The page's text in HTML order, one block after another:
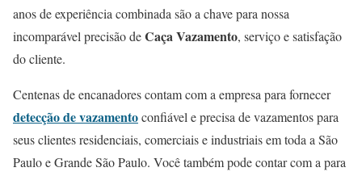
anos de experiência combinada são a chave para nossa
incomparável precisão deCaça Vazamento, serviço e satisfação
do cliente.
Centenas de encanadores contam com a empresa para fornecer
detecção de vazamentoconfiável e precisa de vazamentos para
seus clientes residenciais, comerciais e industriais em toda a São
Paulo e Grande São Paulo. Você também pode contar com a para